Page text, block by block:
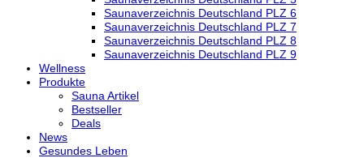
Saunaverzeichnis Deutschland PLZ 6
Saunaverzeichnis Deutschland PLZ 7
Saunaverzeichnis Deutschland PLZ 8
Saunaverzeichnis Deutschland PLZ 9
Wellness
Produkte
Sauna Artikel
Bestseller
Deals
News
Gesundes Leben